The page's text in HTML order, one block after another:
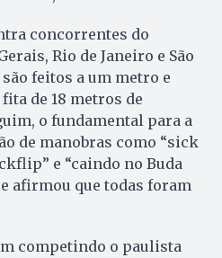
concorrentes do
Rio de Janeiro e São
feitos a um metro e
de 18 metros de
o fundamental para a
de manobras como “sick
e “caindo no Buda
afirmou que todas foram
competindo o paulista